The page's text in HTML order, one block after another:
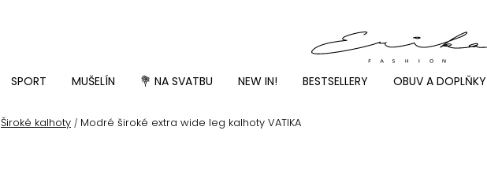
SPORT MUŠELÍN 💐 NA SVATBU NEW IN! BESTSELLERY OBUV A DOPLŇKY
Široké kalhoty / Modré široké extra wide leg kalhoty VATIKA